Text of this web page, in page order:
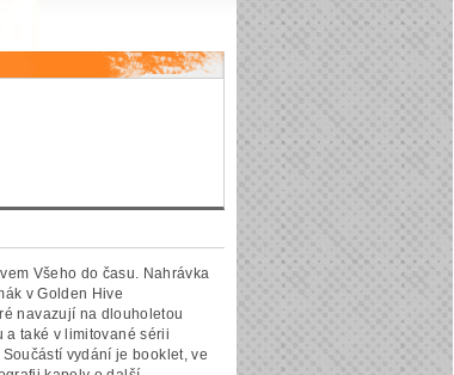
Všeho do času. Nahrávka
v Golden Hive
navazují na dlouholetou
a také v limitované sérii
vydání je booklet, ve